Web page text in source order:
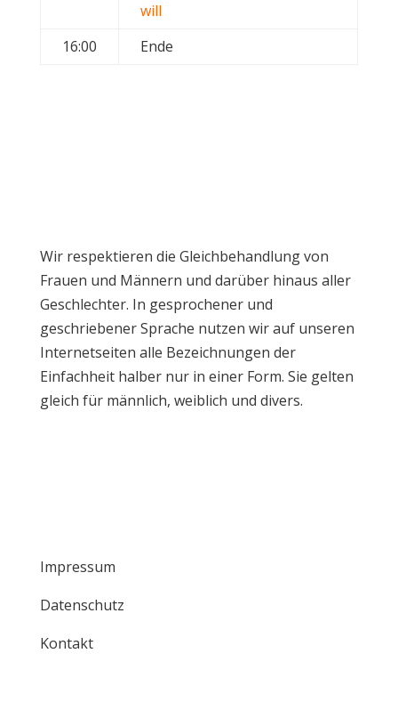
will
16:00
Ende
Wir respektieren die Gleichbehandlung von
Frauen und Männern und darüber hinaus aller
Geschlechter. In gesprochener und
geschriebener Sprache nutzen wir auf unseren
Internetseiten alle Bezeichnungen der
Einfachheit halber nur in einer Form. Sie gelten
gleich für männlich, weiblich und divers.
Impressum
Datenschutz
Kontakt